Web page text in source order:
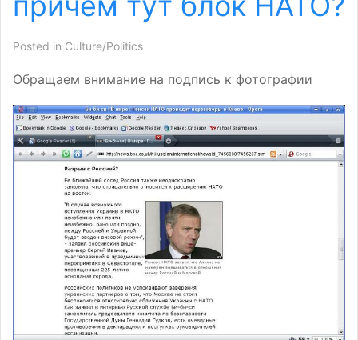
Posted in Culture/Politics
Обращаем внимание на подпись к фотографии